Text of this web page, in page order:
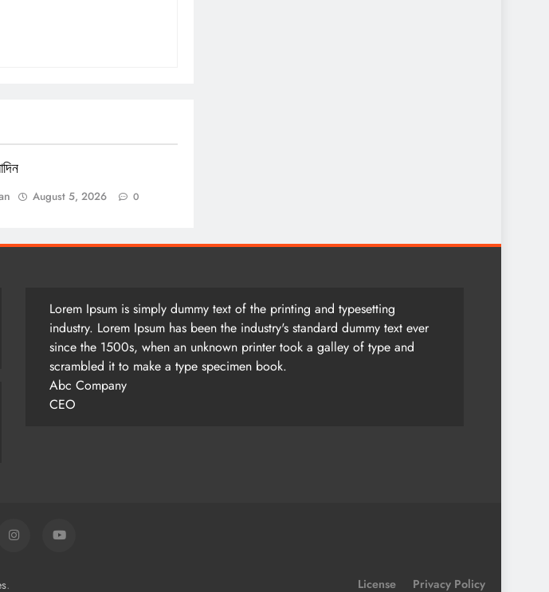
August 5, 2026 0
Lorem Ipsum is simply dummy text of the printing and typesetting
industry. Lorem Ipsum has been the industry's standard dummy text ever
since the 1500s, when an unknown printer took a galley of type and
scrambled it to make a type specimen book.
Abc Company
CEO
. License Privacy Policy